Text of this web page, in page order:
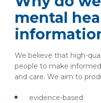
mental
We believe that high-
people to make
and care. We aim to
evidence-based